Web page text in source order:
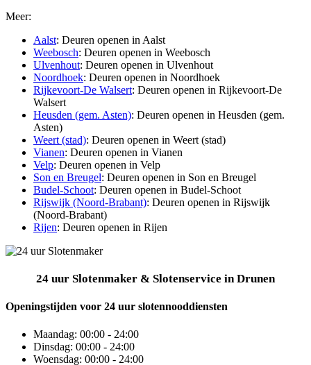
Meer:
Aalst: Deuren openen in Aalst
Weebosch: Deuren openen in Weebosch
Ulvenhout: Deuren openen in Ulvenhout
Noordhoek: Deuren openen in Noordhoek
Rijkevoort-De Walsert: Deuren openen in Rijkevoort-De
Walsert
Heusden (gem. Asten): Deuren openen in Heusden (gem.
Asten)
Weert (stad): Deuren openen in Weert (stad)
Vianen: Deuren openen in Vianen
Velp: Deuren openen in Velp
Son en Breugel: Deuren openen in Son en Breugel
Budel-Schoot: Deuren openen in Budel-Schoot
Rijswijk (Noord-Brabant): Deuren openen in Rijswijk
(Noord-Brabant)
Rijen: Deuren openen in Rijen
24 uur Slotenmaker & Slotenservice in Drunen
Openingstijden voor 24 uur slotennooddiensten
Maandag: 00:00 - 24:00
Dinsdag: 00:00 - 24:00
Woensdag: 00:00 - 24:00